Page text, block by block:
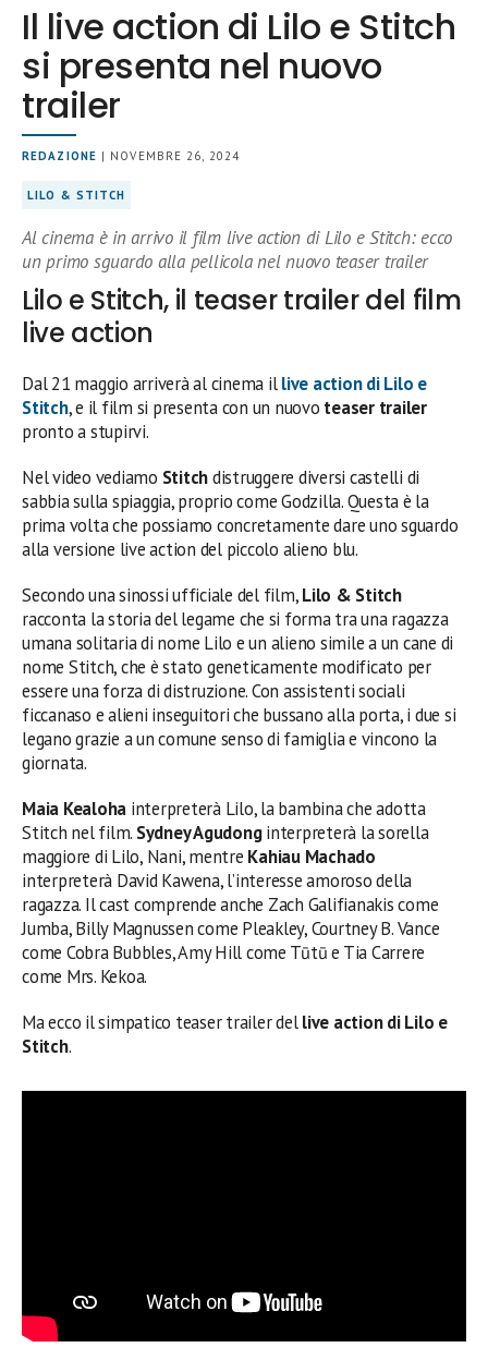
Il live action di Lilo e Stitch
si presenta nel nuovo
trailer
REDAZIONE | NOVEMBRE 26, 2024
LILO & STITCH
Al cinema è in arrivo il film live action di Lilo e Stitch: ecco
un primo sguardo alla pellicola nel nuovo teaser trailer
Lilo e Stitch, il teaser trailer del film
live action
Dal 21 maggio arriverà al cinema illive action di Lilo e
Stitch, e il film si presenta con un nuovo teaser trailer
pronto a stupirvi.
Nel video vediamo Stitchdistruggere diversi castelli di
sabbia sulla spiaggia, proprio come Godzilla. Questa è la
prima volta che possiamo concretamente dare uno sguardo
alla versione live action del piccolo alieno blu.
Secondo una sinossi ufficiale del film,Lilo & Stitch
racconta la storia del legame che si forma tra una ragazza
umana solitaria di nome Lilo e un alieno simile a un cane di
nome Stitch, che è stato geneticamente modificato per
essere una forza di distruzione. Con assistenti sociali
ficcanaso e alieni inseguitori che bussano alla porta, i due si
legano grazie a un comune senso di famiglia e vincono la
giornata.
Maia Kealoha interpreterà Lilo, la bambina che adotta
Stitch nel film. Sydney Agudonginterpreterà la sorella
maggiore di Lilo, Nani, mentre Kahiau Machado
interpreterà David Kawena, l’interesse amoroso della
ragazza. Il cast comprende anche Zach Galifianakis come
Jumba, Billy Magnussen come Pleakley, Courtney B. Vance
come Cobra Bubbles, Amy Hill come Tūtū e Tia Carrere
come Mrs. Kekoa.
Ma ecco il simpatico teaser trailer dellive action di Lilo e
Stitch.